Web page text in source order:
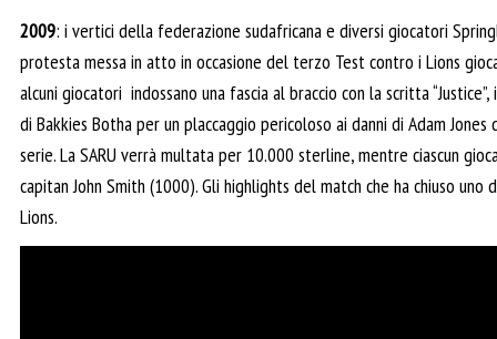
2009: i vertici della federazione sudafricana e diversi giocatori
protesta messa in atto in occasione del terzo Test contro i Lions
alcuni giocatori indossano una fascia al braccio con la scritta
di Bakkies Botha per un placcaggio pericoloso ai danni di Adam
serie. La SARU verrà multata per 10.000 sterline, mentre ciascun
capitan John Smith (1000). Gli highlights del match che ha chiuso
Lions.